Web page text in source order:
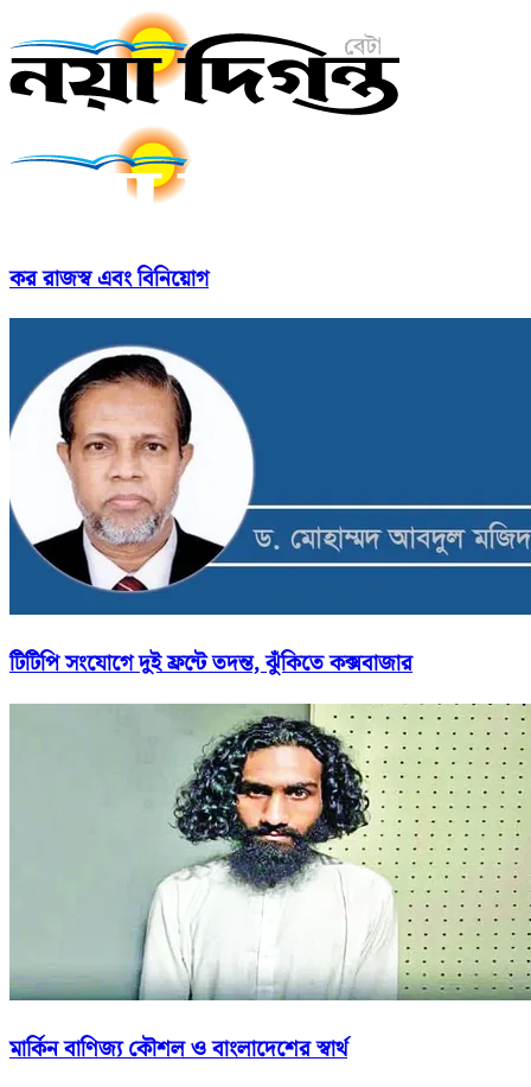
কর রাজস্ব এবং বিনিয়োগ
টিটিপি সংযোগে দুই ফ্রন্টে তদন্ত, ঝুঁকিতে কক্সবাজার
মার্কিন বাণিজ্য কৌশল ও বাংলাদেশের স্বার্থ